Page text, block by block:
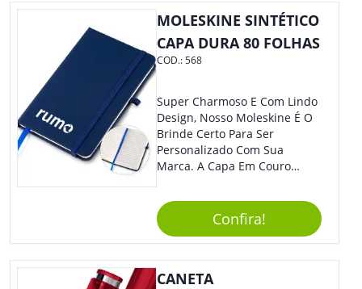
MOLESKINE SINTÉTICO
CAPA DURA 80 FOLHAS
COD.:568
Super Charmoso E Com Lindo
Design, Nosso Moleskine É O
Brinde Certo Para Ser
Personalizado Com Sua
Marca. A Capa Em Couro
Elástico Permite Maior
Segurança Ao Carregá-Lo.
Ofereça A Seus Clientes E
Colaboradores, Sem Dúvidas
Eles Irão Adorar.
Confira!
CANETA